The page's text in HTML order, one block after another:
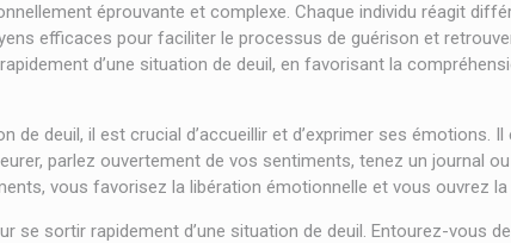
éprouvante et complexe. Chaque individu réagit
efficaces pour faciliter le processus de guérison et
d’une situation de deuil, en favorisant la
de deuil, il est crucial d’accueillir et d’exprimer ses
parlez ouvertement de vos sentiments, tenez un journal
vous favorisez la libération émotionnelle et vous ouvrez la
se sortir rapidement d’une situation de deuil. Entourez-vous